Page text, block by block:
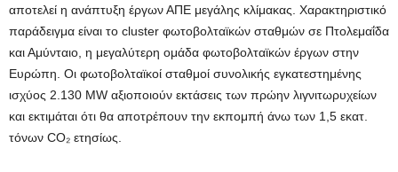
αποτελεί η ανάπτυξη έργων ΑΠΕ μεγάλης κλίμακας. Χαρακτηριστικό
παράδειγμα είναι το cluster φωτοβολταϊκών σταθμών σε Πτολεμαΐδα
και Αμύνταιο, η μεγαλύτερη ομάδα φωτοβολταϊκών έργων στην
Ευρώπη. Οι φωτοβολταϊκοί σταθμοί συνολικής εγκατεστημένης
ισχύος 2.130 MW αξιοποιούν εκτάσεις των πρώην λιγνιτωρυχείων
και εκτιμάται ότι θα αποτρέπουν την εκπομπή άνω των 1,5 εκατ.
τόνων CO₂ ετησίως.